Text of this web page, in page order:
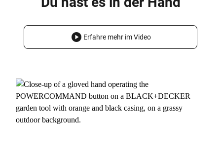
Erfahre mehr im Video